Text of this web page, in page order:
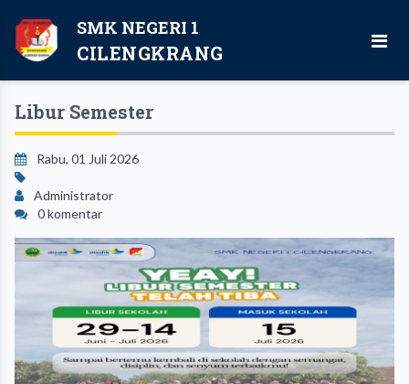
SMK NEGERI 1
CILENGKRANG
Libur Semester
Rabu, 01 Juli 2026
Administrator
0 komentar